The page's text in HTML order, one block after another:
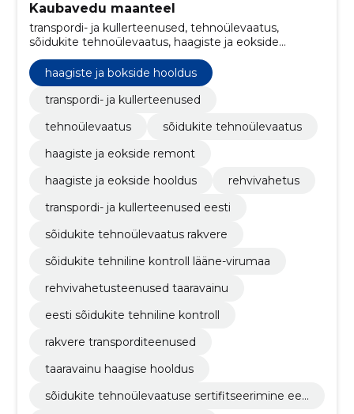
Kaubavedu maanteel
transpordi- ja kullerteenused, tehnoülevaatus,
sõidukite tehnoülevaatus, haagiste ja eokside
remont, haagiste ja eokside hooldus, rehvivahetus,
transpordi- ja kullerteenused Eesti, sõidukite
tehnoülevaatus Rakvere, sõidukite tehniline kontroll
Lääne-Virumaa, rehvivahetusteenused Taaravainu
haagiste ja bokside hooldus
transpordi- ja kullerteenused
tehnoülevaatus
sõidukite tehnoülevaatus
haagiste ja eokside remont
haagiste ja eokside hooldus
rehvivahetus
transpordi- ja kullerteenused eesti
sõidukite tehnoülevaatus rakvere
sõidukite tehniline kontroll lääne-virumaa
rehvivahetusteenused taaravainu
eesti sõidukite tehniline kontroll
rakvere transporditeenused
taaravainu haagise hooldus
sõidukite tehnoülevaatuse sertifitseerimine ees